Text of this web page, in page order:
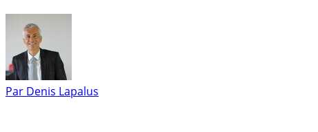
Par Denis Lapalus